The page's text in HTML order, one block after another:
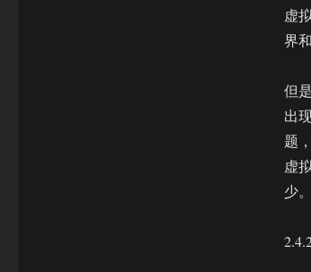
虚
界
但
出
题
虚
少。